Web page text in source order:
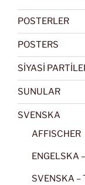
POSTERLER
POSTERS
SİYASİ
SUNULAR
SVENSKA
AFFISCHER
ENGELSKA
SVENSKA –